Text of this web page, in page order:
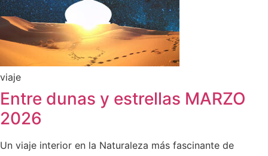
viaje
Entre dunas y estrellas MARZO
2026
Un viaje interior en la Naturaleza más fascinante de